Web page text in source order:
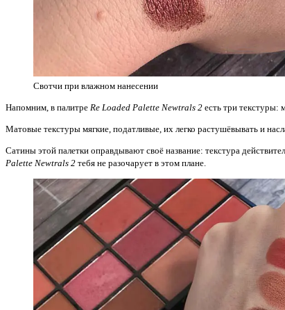
Свотчи при влажном нанесении
Напомним, в палитре Re Loaded Palette Newtrals 2 есть три текстуры:
Матовые текстуры мягкие, податливые, их легко растушёвывать и
Сатины этой палетки оправдывают своё название: текстура
Palette Newtrals 2 тебя не разочарует в этом плане.